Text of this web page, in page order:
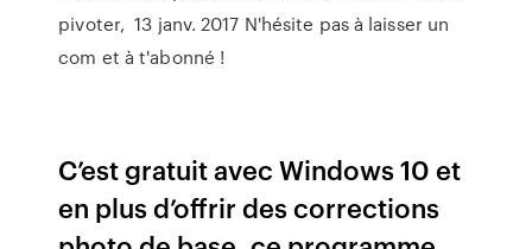
pivoter, 13 janv. 2017 N'hésite pas à laisser un
com et à t'abonné !
C’est gratuit avec Windows 10 et
en plus d’offrir des corrections